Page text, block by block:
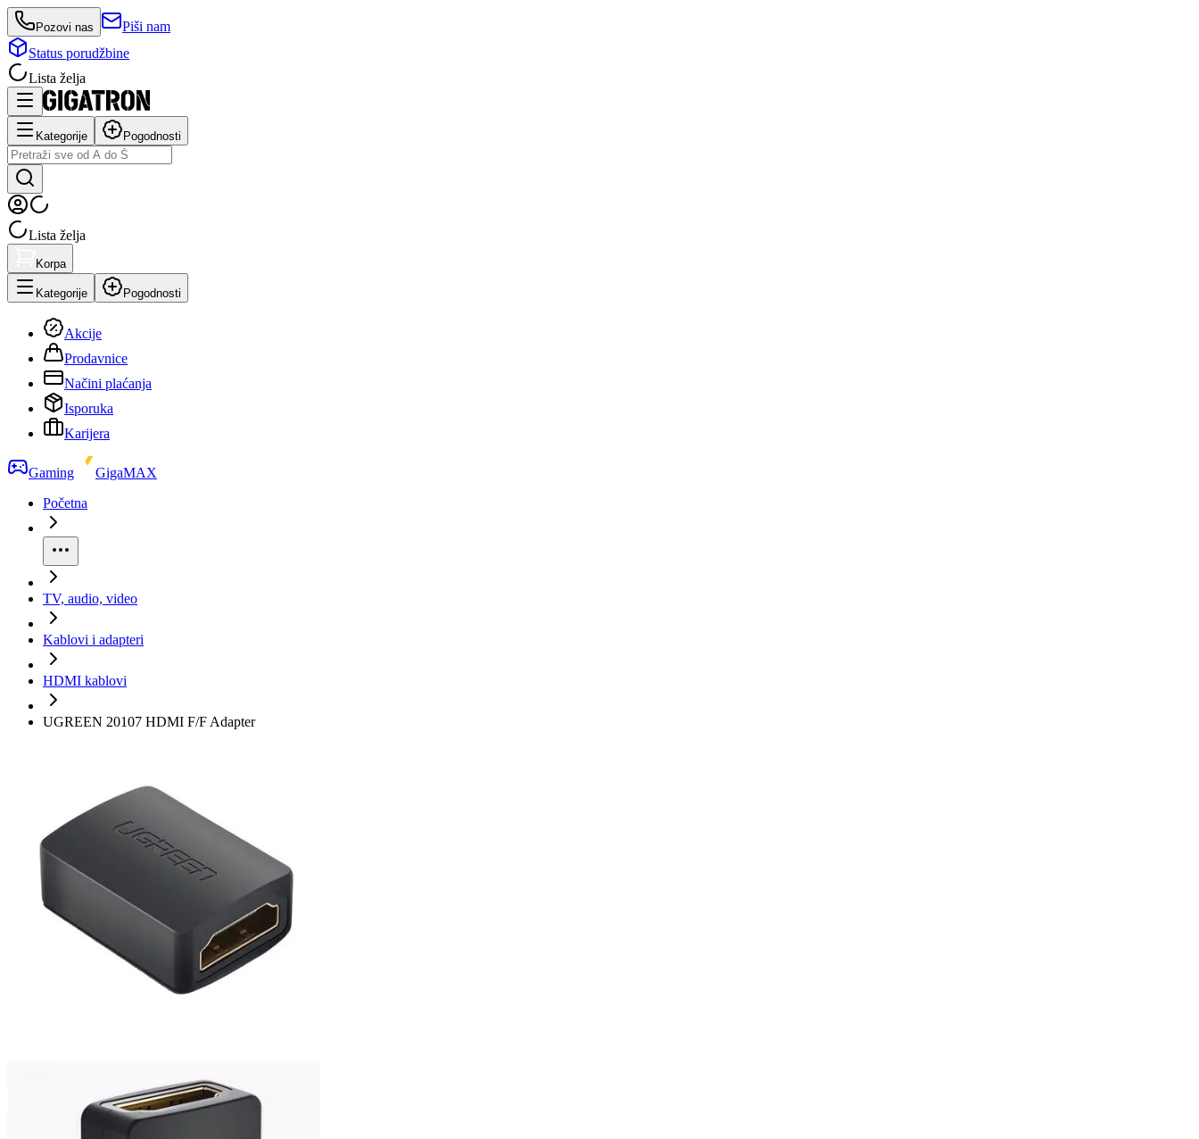
Pozovi nas
Piši nam
Status porudžbine
Lista želja
Kategorije Pogodnosti
Lista želja
Korpa
Kategorije Pogodnosti
Akcije
Prodavnice
Načini plaćanja
Isporuka
Karijera
Gaming
GigaMAX
Početna
TV, audio, video
Kablovi i adapteri
HDMI kablovi
UGREEN 20107 HDMI F/F Adapter